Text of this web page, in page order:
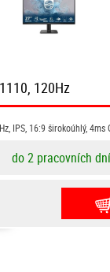
120Hz
IPS, 16:9 širokoúhlý, 4ms
do 2 pracovních dní